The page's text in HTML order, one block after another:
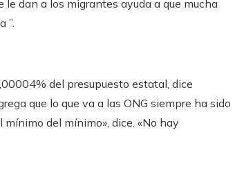
dan a los migrantes ayuda a que mucha
”.
del presupuesto estatal, dice
que lo que va a las ONG siempre ha sido
del mínimo», dice. «No hay